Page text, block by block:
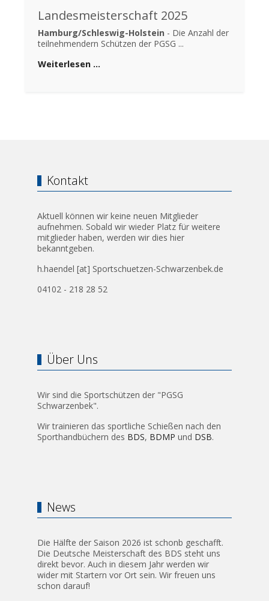
Landesmeisterschaft 2025
Hamburg/Schleswig-Holstein - Die Anzahl der
teilnehmendern Schützen der PGSG ...
Weiterlesen …
Kontakt
Aktuell können wir keine neuen Mitglieder
aufnehmen. Sobald wir wieder Platz für weitere
mitglieder haben, werden wir dies hier
bekanntgeben.
h.haendel [at] Sportschuetzen-Schwarzenbek.de
04102 - 218 28 52
Über Uns
Wir sind die Sportschützen der "PGSG
Schwarzenbek".
Wir trainieren das sportliche Schießen nach den
Sporthandbüchern des BDS, BDMP und DSB.
News
Die Hälfte der Saison 2026 ist schonb geschafft.
Die Deutsche Meisterschaft des BDS steht uns
direkt bevor. Auch in diesem Jahr werden wir
wider mit Startern vor Ort sein. Wir freuen uns
schon darauf!